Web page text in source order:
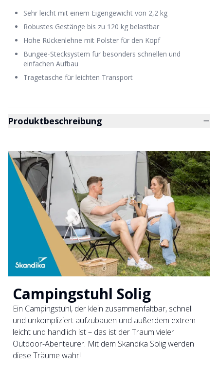
Sehr leicht mit einem Eigengewicht von 2,2 kg
Robustes Gestänge bis zu 120 kg belastbar
Hohe Rückenlehne mit Polster für den Kopf
Bungee-Stecksystem für besonders schnellen und
einfachen Aufbau
Tragetasche für leichten Transport
Produktbeschreibung
Campingstuhl Solig
Ein Campingstuhl, der klein zusammenfaltbar, schnell
und unkompliziert aufzubauen und außerdem extrem
leicht und handlich ist – das ist der Traum vieler
Outdoor-Abenteurer. Mit dem Skandika Solig werden
diese Träume wahr!